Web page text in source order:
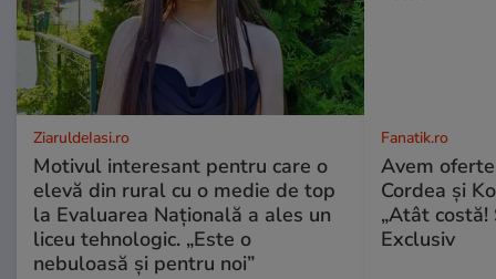
ZiaruldeIasi.ro
Motivul interesant pentru care o
elevă din rural cu o medie de top
la Evaluarea Națională a ales un
liceu tehnologic. „Este o
nebuloasă și pentru noi”
Fanatik.ro
Avem
Cordea și
„Atât costă!
Exclusiv